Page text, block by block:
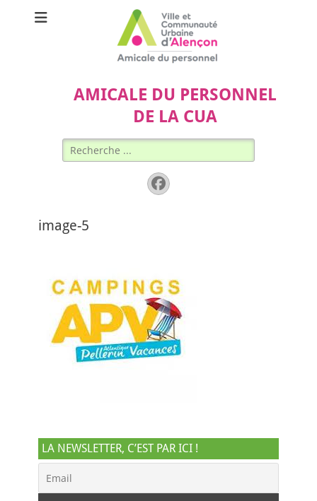
AMICALE DU PERSONNEL
DE LA CUA
Rechercher :
Facebook
image-5
LA NEWSLETTER, C’EST PAR ICI !